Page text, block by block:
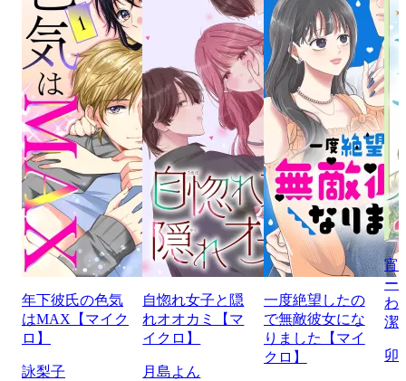
年下彼氏の色気
はMAX【マイク
ロ】
詠梨子
自惚れ女子と隠
れオオカミ【マ
イクロ】
月島よん
一度絶望したの
で無敵彼女にな
りました【マイ
クロ】
宵
ー
わ
潔
卯